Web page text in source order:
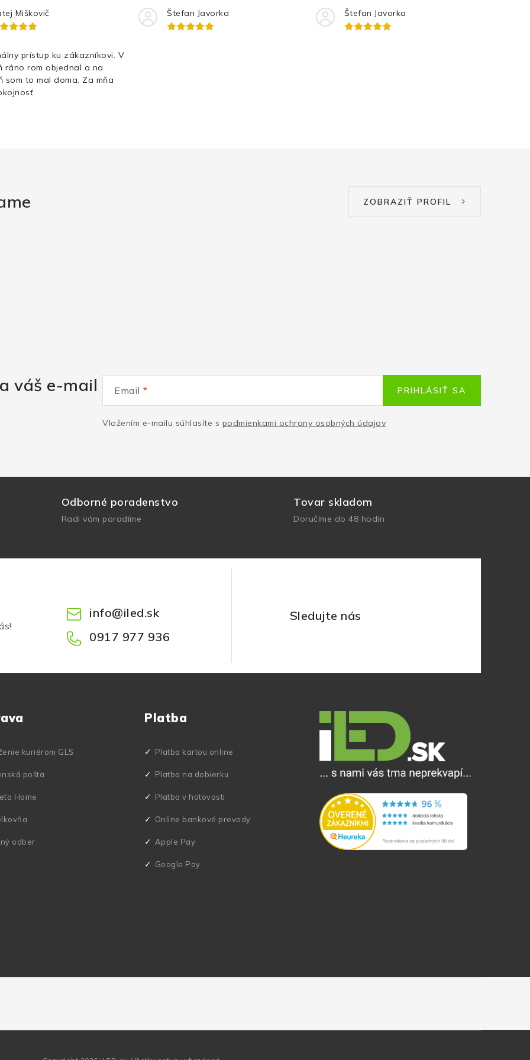
Miškovič
prístup ku zákazníkovi. V
ráno rom objednal a na
som to mal doma. Za mňa
Štefan Javorka Štefan Javorka
ZOBRAZIŤ PROFIL
váš e-mail Email
Vložením e-mailu súhlasíte s podmienkami ochrany osobných údajov
PRIHLÁSIŤ SA
Odborné poradenstvo
Radi vám poradíme
Tovar skladom
Doručíme do 48 hodín
info@iled.sk
0917 977 936
kuriérom GLS
pošta
Home
odber
Platba
Platba kartou online
Platba na dobierku
Platba v hotovosti
Online bankové prevody
Apple Pay
Google Pay